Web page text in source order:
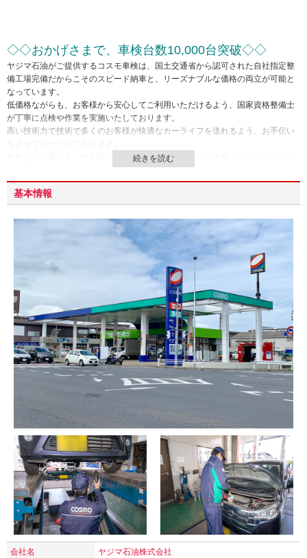
◇◇おかげさまで、車検台数10,000台突破◇◇
ヤジマ石油がご提供するコスモ車検は、国土交通省から認可された自社指定整
備工場完備だからこそのスピード納車と、リーズナブルな価格の両立が可能と
なっています。
低価格ながらも、お客様から安心してご利用いただけるよう、国家資格整備士
が丁寧に点検や作業を実施いたしております。
高い技術力で技術で多くのお客様が快適なカーライフを送れるよう、お手伝い
車検は小型乗用車、中型乗用車、大型乗用車など様々な車種に対応しておりま
すので、お気軽にご相談ください。
基本情報
会社名 ヤジマ石油株式会社